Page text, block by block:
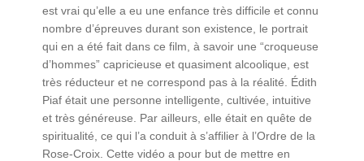
est vrai qu’elle a eu une enfance très difficile et connu
nombre d’épreuves durant son existence, le portrait
qui en a été fait dans ce film, à savoir une “croqueuse
d’hommes” capricieuse et quasiment alcoolique, est
très réducteur et ne correspond pas à la réalité. Édith
Piaf était une personne intelligente, cultivée, intuitive
et très généreuse. Par ailleurs, elle était en quête de
spiritualité, ce qui l’a conduit à s’affilier à l’Ordre de la
Rose-Croix. Cette vidéo a pour but de mettre en